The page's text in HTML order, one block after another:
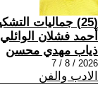
(25) جماليات
أحمد فشلان
ذياب مهدي محسن
2026 / 8 / 7
الادب والفن